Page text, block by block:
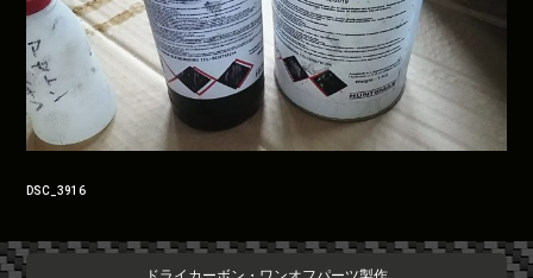
投
ナ
ビ
DSC_3916